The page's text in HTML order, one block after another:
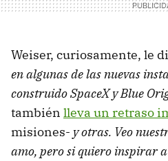
Weiser, curiosamente, le
en algunas de las nuevas
construido SpaceX y Blue
también lleva un retraso
misiones- y otras. Veo
amo, pero si quiero inspirar